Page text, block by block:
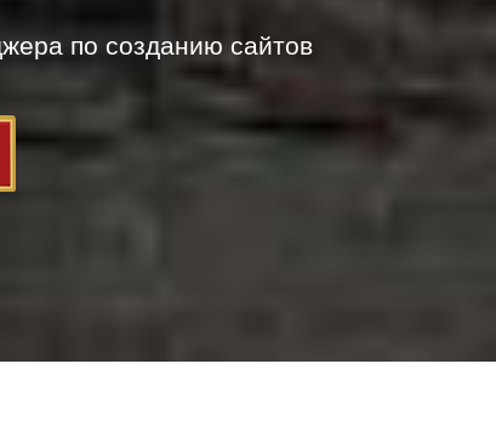
по созданию сайтов